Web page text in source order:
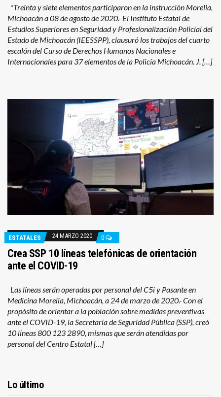
*Treinta y siete elementos participaron en la instrucción Morelia,
Michoacán a 08 de agosto de 2020.- El Instituto Estatal de
Estudios Superiores en Seguridad y Profesionalización Policial del
Estado de Michoacán (IEESSPP), clausuró los trabajos del cuarto
escalón del Curso de Derechos Humanos Nacionales e
Internacionales para 37 elementos de la Policía Michoacán. J. […]
ESTATALES 24 MARZO 2020 0
Crea SSP 10 líneas telefónicas de orientación
ante el COVID-19
Las líneas serán operadas por personal del C5i y Pasante en
Medicina Morelia, Michoacán, a 24 de marzo de 2020.- Con el
propósito de orientar a la población sobre medidas preventivas
ante el COVID-19, la Secretaría de Seguridad Pública (SSP), creó
10 líneas 800 123 2890, mismas que serán atendidas por
personal del Centro Estatal […]
Lo último